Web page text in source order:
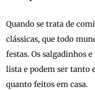
Quando se trata de
clássicas, que todo
festas. Os salgadinhos
lista e podem ser tanto
quanto feitos em casa.